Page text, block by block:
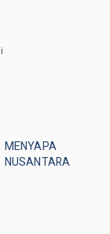
MENYAPA
NUSANTARA